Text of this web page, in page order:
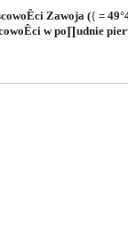
Zawoja ({ =
w po∏udnie